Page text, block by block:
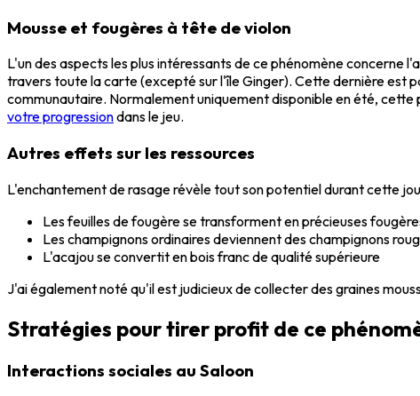
Mousse et fougères à tête de violon
L'un des aspects les plus intéressants de ce phénomène concerne
travers toute la carte (excepté sur l'île Ginger). Cette dernière est
communautaire. Normalement uniquement disponible en été,
votre progressiondans le jeu.
Autres effets sur les ressources
L'enchantement de rasage révèle tout son potentiel durant cette
Les feuilles de fougère se transforment en précieuses
Les champignons ordinaires deviennent des champignons
L'acajou se convertit en bois franc de qualité supérieure
J'ai également noté qu'il est judicieux de collecter des graines
Stratégies pour tirer profit de ce
Interactions sociales au Saloon